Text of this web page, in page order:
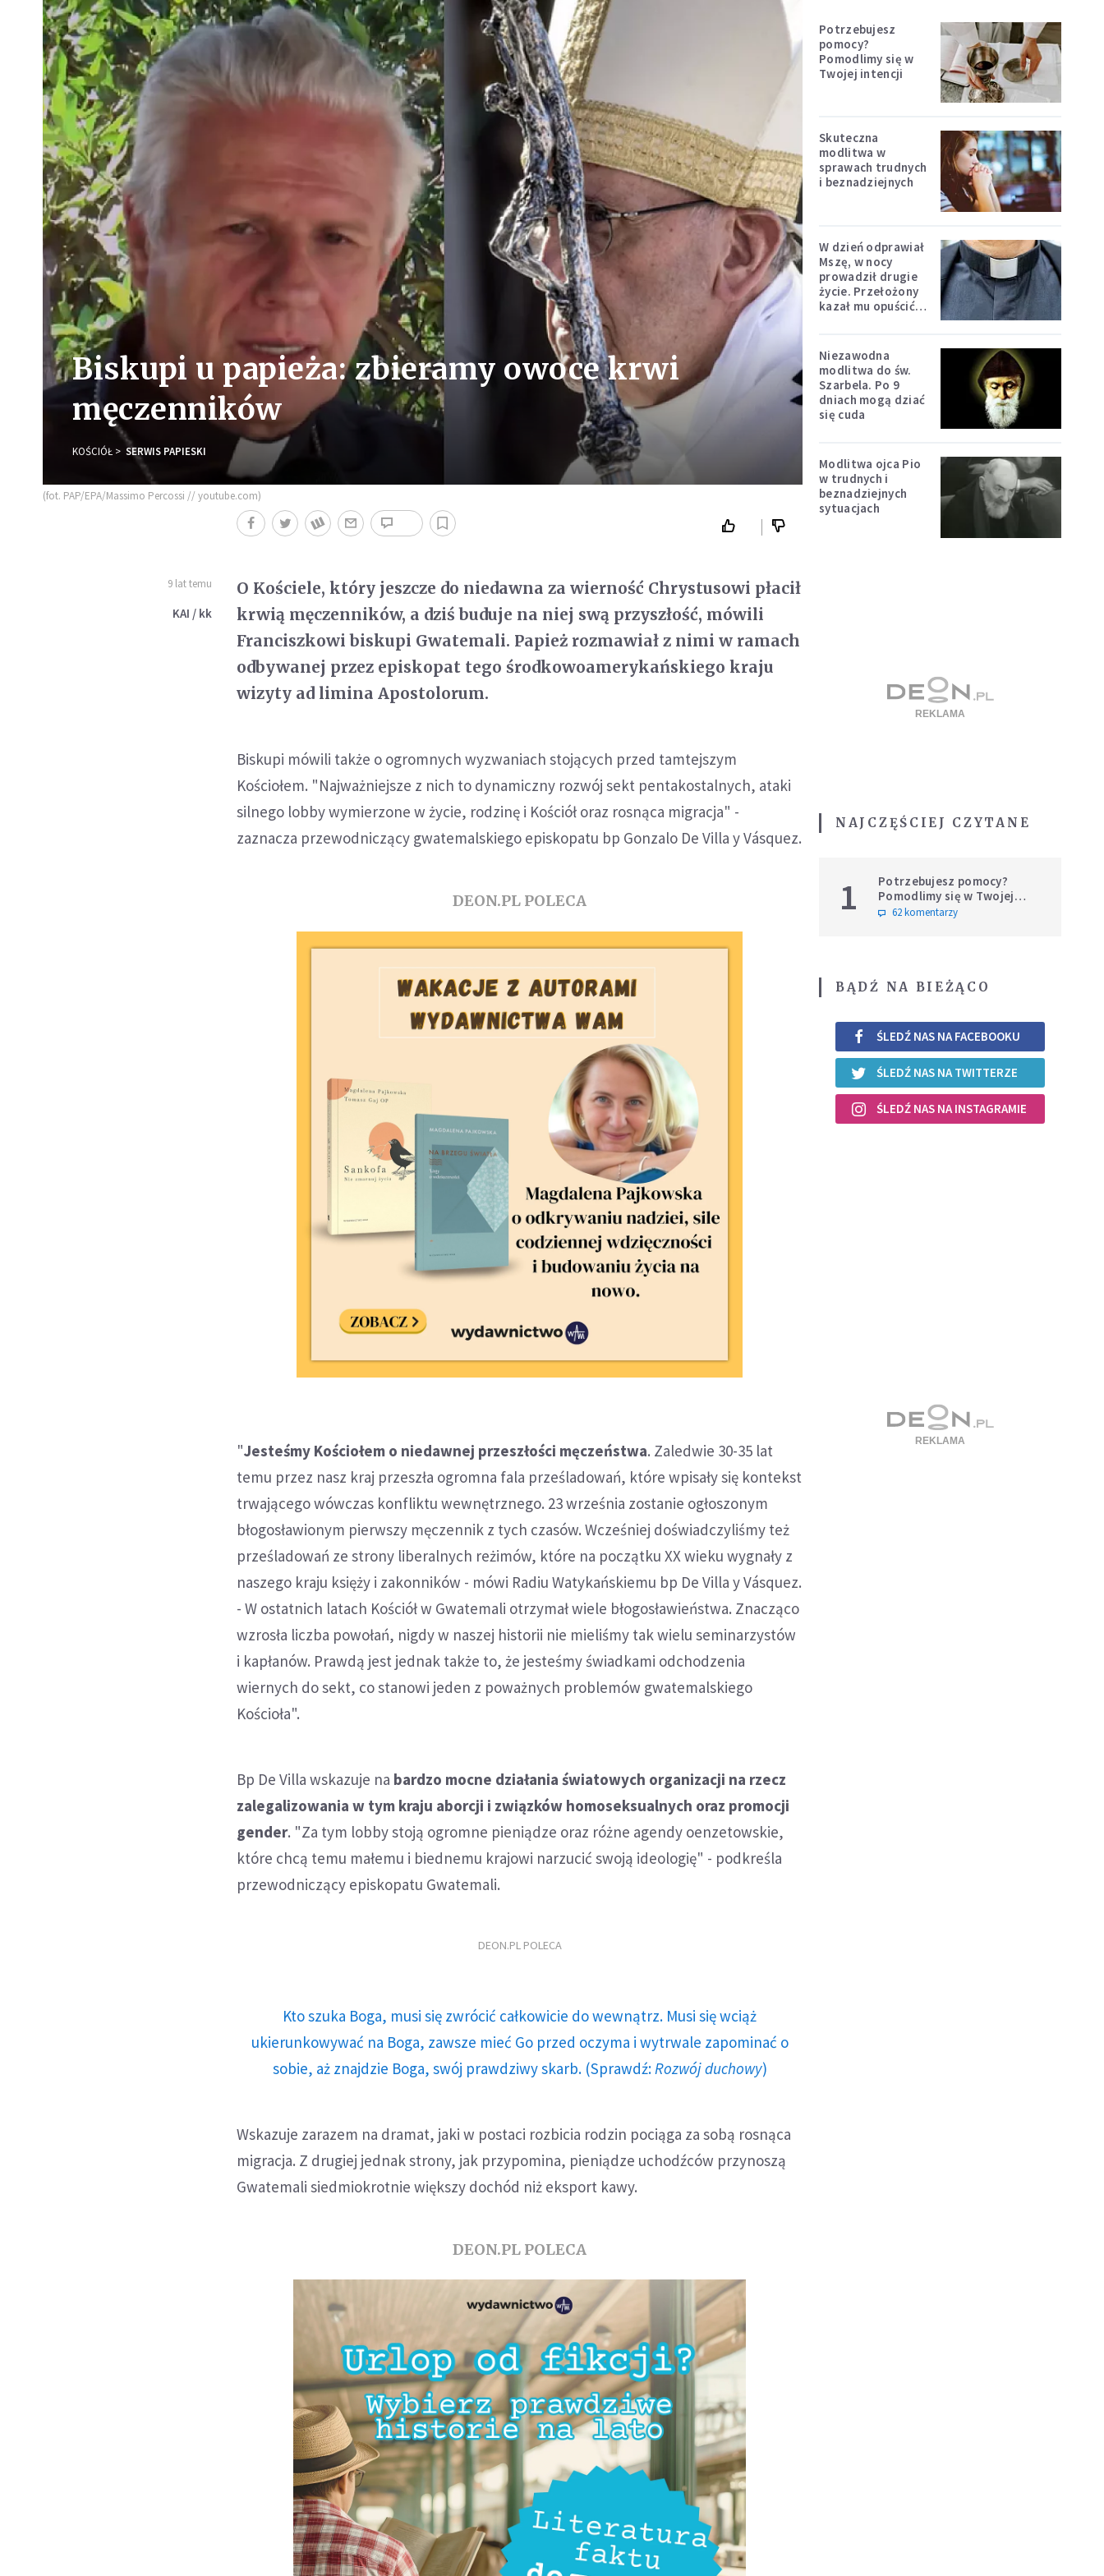
Biskupi u papieża: zbieramy owoce krwi
męczenników
KOŚCIÓŁ SERWIS PAPIESKI
(fot. PAP/EPA/Massimo Percossi // youtube.com)
9 lat temu
KAI / kk
O Kościele, który jeszcze do niedawna za wierność Chrystusowi płacił
krwią męczenników, a dziś buduje na niej swą przyszłość, mówili
Franciszkowi biskupi Gwatemali. Papież rozmawiał z nimi w ramach
odbywanej przez episkopat tego środkowoamerykańskiego kraju
wizyty ad limina Apostolorum.
Biskupi mówili także o ogromnych wyzwaniach stojących przed tamtejszym
Kościołem. "Najważniejsze z nich to dynamiczny rozwój sekt pentakostalnych, ataki
silnego lobby wymierzone w życie, rodzinę i Kościół oraz rosnąca migracja" -
zaznacza przewodniczący gwatemalskiego episkopatu bp Gonzalo De Villa y Vásquez.
DEON.PL POLECA
"Jesteśmy Kościołem o niedawnej przeszłości męczeństwa. Zaledwie 30-35 lat
temu przez nasz kraj przeszła ogromna fala prześladowań, które wpisały się kontekst
trwającego wówczas konfliktu wewnętrznego. 23 września zostanie ogłoszonym
błogosławionym pierwszy męczennik z tych czasów. Wcześniej doświadczyliśmy też
prześladowań ze strony liberalnych reżimów, które na początku XX wieku wygnały z
naszego kraju księży i zakonników - mówi Radiu Watykańskiemu bp De Villa y Vásquez.
- W ostatnich latach Kościół w Gwatemali otrzymał wiele błogosławieństwa. Znacząco
wzrosła liczba powołań, nigdy w naszej historii nie mieliśmy tak wielu seminarzystów
i kapłanów. Prawdą jest jednak także to, że jesteśmy świadkami odchodzenia
wiernych do sekt, co stanowi jeden z poważnych problemów gwatemalskiego
Kościoła".
Bp De Villa wskazuje na bardzo mocne działania światowych organizacji na rzecz
zalegalizowania w tym kraju aborcji i związków homoseksualnych oraz promocji
gender. "Za tym lobby stoją ogromne pieniądze oraz różne agendy oenzetowskie,
które chcą temu małemu i biednemu krajowi narzucić swoją ideologię" - podkreśla
przewodniczący episkopatu Gwatemali.
DEON.PL POLECA
Kto szuka Boga, musi się zwrócić całkowicie do wewnątrz. Musi się wciąż
ukierunkowywać na Boga, zawsze mieć Go przed oczyma i wytrwale zapominać o
sobie, aż znajdzie Boga, swój prawdziwy skarb. (Sprawdź: Rozwój duchowy)
Wskazuje zarazem na dramat, jaki w postaci rozbicia rodzin pociąga za sobą rosnąca
migracja. Z drugiej jednak strony, jak przypomina, pieniądze uchodźców przynoszą
Gwatemali siedmiokrotnie większy dochód niż eksport kawy.
DEON.PL POLECA
Potrzebujesz
pomocy?
Pomodlimy się w
Twojej intencji
Skuteczna
modlitwa w
sprawach trudnych
i beznadziejnych
W dzień odprawiał
Mszę, w nocy
prowadził drugie
życie. Przełożony
kazał mu opuścić
Niezawodna
modlitwa do św.
Szarbela. Po 9
dniach mogą dziać
się cuda
Modlitwa ojca Pio
w trudnych i
beznadziejnych
sytuacjach
NAJCZĘŚCIEJ CZYTANE
1
Potrzebujesz pomocy?
Pomodlimy się w Twojej
intencji
62 komentarzy
BĄDŹ NA BIEŻĄCO
ŚLEDŹ NAS NA FACEBOOKU
ŚLEDŹ NAS NA TWITTERZE
ŚLEDŹ NAS NA INSTAGRAMIE